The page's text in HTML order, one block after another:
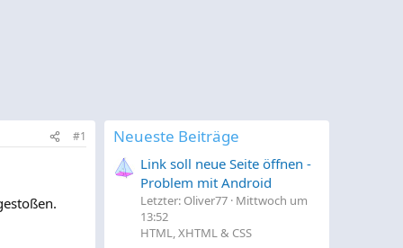
#1 Neueste Beiträge
Link soll neue Seite öffnen -
Problem mit Android
Letzter: Oliver77 Mittwoch um
13:52
HTML, XHTML & CSS